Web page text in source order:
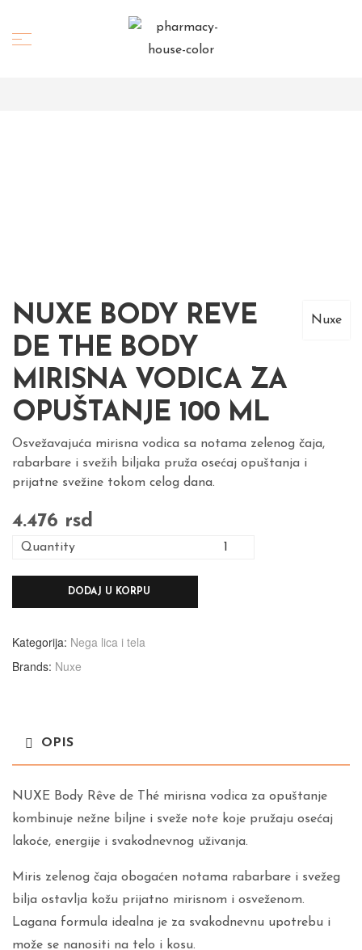
Nuxe
NUXE BODY REVE
DE THE BODY
MIRISNA VODICA ZA
OPUŠTANJE 100 ML
Osvežavajuća mirisna vodica sa notama zelenog čaja,
rabarbare i svežih biljaka pruža osećaj opuštanja i
prijatne svežine tokom celog dana.
4.476 rsd
Quantity
DODAJ U KORPU
Kategorija: Nega lica i tela
Brands: Nuxe
OPIS
NUXE Body Rêve de Thé mirisna vodica za opuštanje
kombinuje nežne biljne i sveže note koje pružaju osećaj
lakoće, energije i svakodnevnog uživanja.
Miris zelenog čaja obogaćen notama rabarbare i svežeg
bilja ostavlja kožu prijatno mirisnom i osveženom.
Lagana formula idealna je za svakodnevnu upotrebu i
može se nanositi na telo i kosu.